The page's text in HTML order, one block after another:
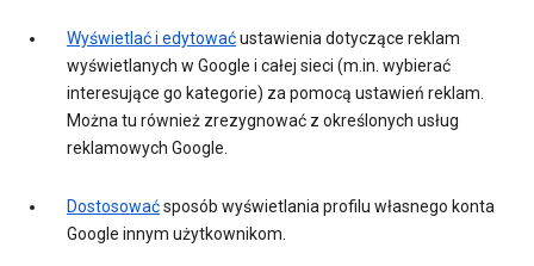
Wyświetlać i edytowaćustawienia dotyczące reklam
wyświetlanych w Google i całej sieci (m.in. wybierać
interesujące go kategorie) za pomocą ustawień reklam.
Można tu również zrezygnować z określonych usług
reklamowych Google.
Dostosowaćsposób wyświetlania profilu własnego konta
Google innym użytkownikom.